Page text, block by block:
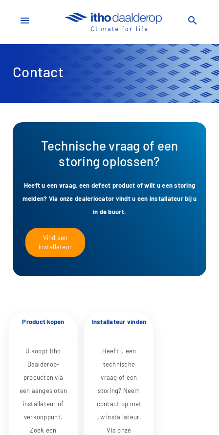
menu search
Contact
Technische vraag of een
storing oplossen?
Heeft u een vraag, een defect product of wilt u een storing
melden? Via onze dealerlocator vindt u een installateur bij u
in de buurt.
Vind een
installateur
Product kopen
U koopt Itho
Daalderop-
producten via
een aangesloten
installateur of
verkooppunt.
Zoek een
Installateur vinden
Heeft u een
technische
vraag of een
storing? Neem
contact op met
uw installateur.
Via onze